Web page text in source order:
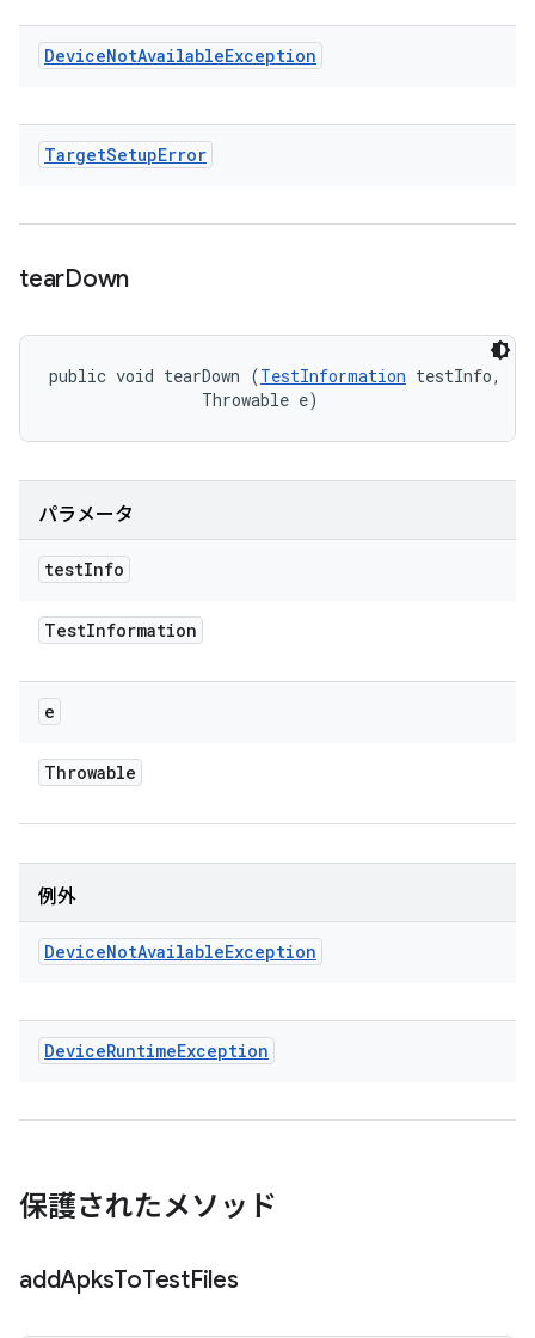
DeviceNotAvailableException
TargetSetupError
tearDown
public void tearDown (TestInformation testInfo,
                Throwable e)
パラメータ
testInfo
TestInformation
e
Throwable
例外
DeviceNotAvailableException
DeviceRuntimeException
保護されたメソッド
addApksToTestFiles